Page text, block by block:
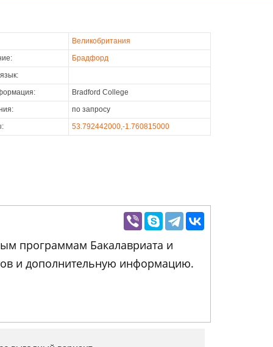
Великобритания
Брадфорд
Bradford College
по запросу
53.792442000,-1.760815000
программам Бакалавриата и
и дополнительную информацию.